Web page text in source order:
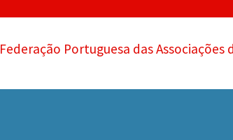
Federação Portuguesa das Associações